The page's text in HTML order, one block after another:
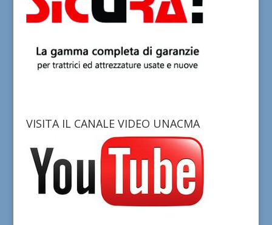
VISITA IL CANALE VIDEO UNACMA